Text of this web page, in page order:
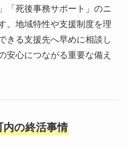
「死後事務サポート」のニ
。地域特性や支援制度を理
きる支援先へ早めに相談し
安心につながる重要な備え
の終活事情